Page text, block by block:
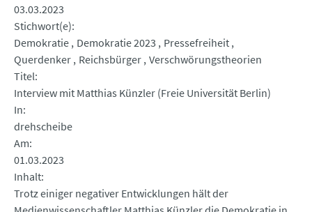
03.03.2023
Stichwort(e)
Demokratie Demokratie 2023
Pressefreiheit
Querdenker Reichsbürger Verschwörungstheorien
Titel
Interview mit Matthias Künzler (Freie Universität Berlin)
In
drehscheibe
Am
01.03.2023
Inhalt
Trotz einiger negativer Entwicklungen hält der